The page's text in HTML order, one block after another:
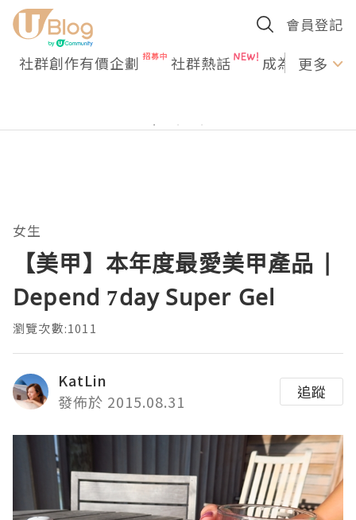
會員登記
社群創作有價企劃 社群熱話 成為U更多
女生
【美甲】本年度最愛美甲產品 |
Depend 7day Super Gel
瀏覽次數:1011
KatLin
發佈於 2015.08.31
追蹤